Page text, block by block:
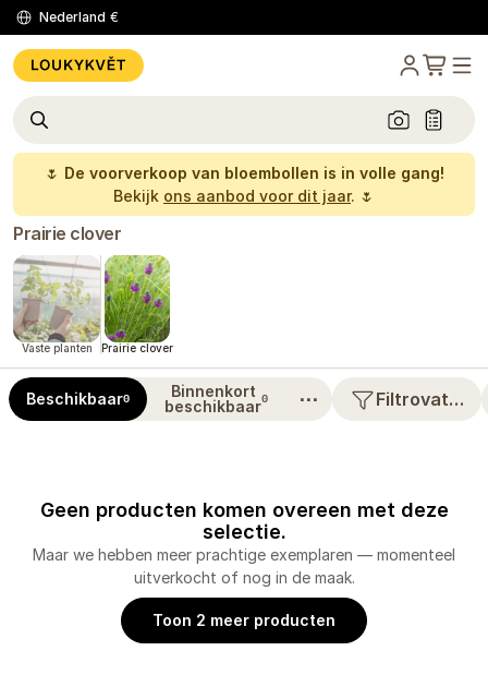
Nederland €
🌷 De voorverkoop van bloembollen is in volle gang!
Bekijk ons aanbod voor dit jaar. 🌷
Prairie clover
Vaste planten Prairie clover
Beschikbaar0
Binnenkort
beschikbaar0 ⋯ Filtrovat…
Geen producten komen overeen met deze
selectie.
Maar we hebben meer prachtige exemplaren — momenteel
uitverkocht of nog in de maak.
Toon 2 meer producten